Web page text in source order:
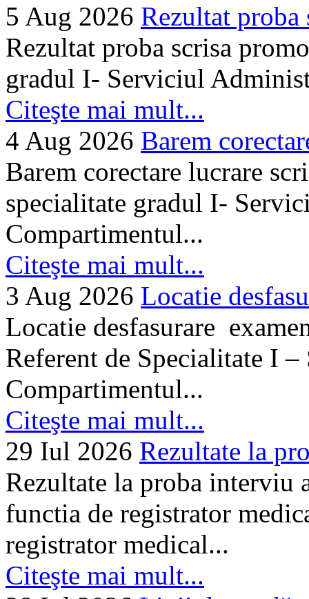
5 Aug 2026 Rezultat proba
Rezultat proba scrisa
gradul I- Serviciul
Citeşte mai mult...
4 Aug 2026 Barem
Barem corectare lucrare
specialitate gradul I-
Compartimentul...
Citeşte mai mult...
3 Aug 2026 Locatie
Locatie desfasurare
Referent de Specialitate I
Compartimentul...
Citeşte mai mult...
29 Iul 2026 Rezultate la
Rezultate la proba interviu
functia de registrator
registrator medical...
Citeşte mai mult...